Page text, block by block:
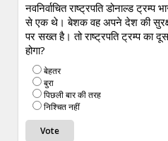
नवनिर्वाचित राष्ट्रपति डोनाल्ड ट्रम्प
से एक थे। बेशक वह अपने देश की
पर सख्त है। तो राष्ट्रपति ट्रम्प का
होगा?
बेहतर
बुरा
पिछली बार की तरह
निश्चित नहीं